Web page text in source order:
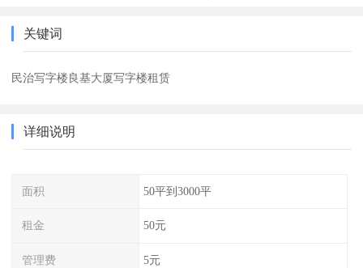
关键词
民治写字楼良基大厦写字楼租赁
详细说明
面积 50平到3000平
租金 50元
管理费 5元